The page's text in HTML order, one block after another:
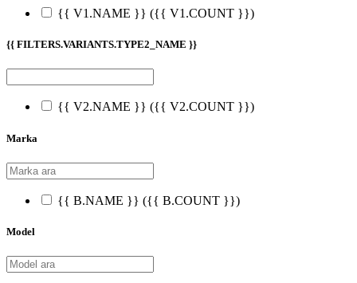
{{ V1.NAME }} ({{ V1.COUNT }})
{{ FILTERS.VARIANTS.TYPE2_NAME }}
{{ V2.NAME }} ({{ V2.COUNT }})
Marka
{{ B.NAME }} ({{ B.COUNT }})
Model